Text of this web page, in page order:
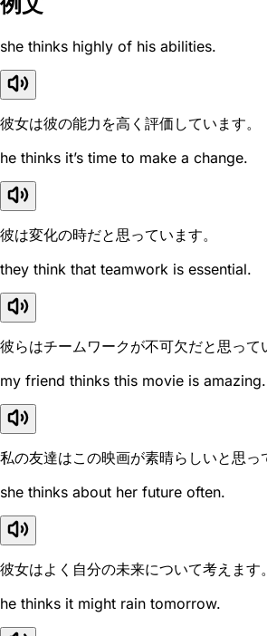
she thinks highly of his abilities.
彼女は彼の能力を高く評価しています。
he thinks it’s time to make a change.
彼は変化の時だと思っています。
they think that teamwork is essential.
彼らはチームワークが不可欠だと思って
my friend thinks this movie is amazing.
私の友達はこの映画が素晴らしいと思っ
she thinks about her future often.
彼女はよく自分の未来について考えます。
he thinks it might rain tomorrow.